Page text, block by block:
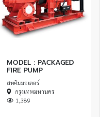
MODEL : PACKAGED
FIRE PUMP
สหคิมมอเตอร์
กรุงเทพมหานคร
1,389